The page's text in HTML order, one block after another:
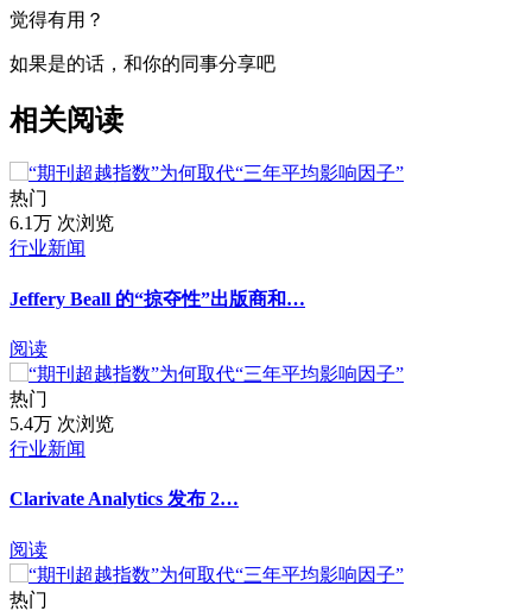
觉得有用？
如果是的话，和你的同事分享吧
相关阅读
热门
6.1万 次浏览
行业新闻
Jeffery Beall 的“掠夺性”出版商和…
阅读
热门
5.4万 次浏览
行业新闻
Clarivate Analytics 发布 2…
阅读
热门